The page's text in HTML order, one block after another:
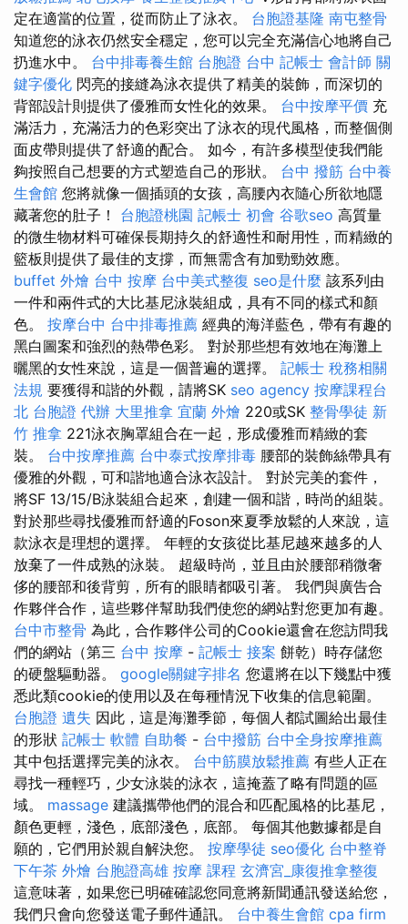
定在適當的位置，從而防止了泳衣。 台胞證基隆 南屯整骨
知道您的泳衣仍然安全穩定，您可以完全充滿信心地將自己
扔進水中。 台中排毒養生館 台胞證 台中 記帳士 會計師 關
鍵字優化 閃亮的接縫為泳衣提供了精美的裝飾，而深切的
背部設計則提供了優雅而女性化的效果。 台中按摩平價 充
滿活力，充滿活力的色彩突出了泳衣的現代風格，而整個側
面皮帶則提供了舒適的配合。 如今，有許多模型使我們能
夠按照自己想要的方式塑造自己的形狀。 台中 撥筋 台中養
生會館 您將就像一個插頭的女孩，高腰內衣隨心所欲地隱
藏著您的肚子！ 台胞證桃園 記帳士 初會 谷歌seo 高質量
的微生物材料可確保長期持久的舒適性和耐用性，而精緻的
籃板則提供了最佳的支撐，而無需含有加勁勁效應。
buffet 外燴 台中 按摩 台中美式整復 seo是什麼 該系列由
一件和兩件式的大比基尼泳裝組成，具有不同的樣式和顏
色。 按摩台中 台中排毒推薦 經典的海洋藍色，帶有有趣的
黑白圖案和強烈的熱帶色彩。 對於那些想有效地在海灘上
曬黑的女性來說，這是一個普遍的選擇。 記帳士 稅務相關
法規 要獲得和諧的外觀，請將SK seo agency 按摩課程台
北 台胞證 代辦 大里推拿 宜蘭 外燴 220或SK 整骨學徒 新
竹 推拿 221泳衣胸罩組合在一起，形成優雅而精緻的套
裝。 台中按摩推薦 台中泰式按摩排毒 腰部的裝飾絲帶具有
優雅的外觀，可和諧地適合泳衣設計。 對於完美的套件，
將SF 13/15/B泳裝組合起來，創建一個和諧，時尚的組裝。
對於那些尋找優雅而舒適的Foson來夏季放鬆的人來說，這
款泳衣是理想的選擇。 年輕的女孩從比基尼越來越多的人
放棄了一件成熟的泳裝。 超級時尚，並且由於腰部稍微奢
侈的腰部和後背剪，所有的眼睛都吸引著。 我們與廣告合
作夥伴合作，這些夥伴幫助我們使您的網站對您更加有趣。
台中市整骨 為此，合作夥伴公司的Cookie還會在您訪問我
們的網站（第三 台中 按摩 - 記帳士 接案 餅乾）時存儲您
的硬盤驅動器。 google關鍵字排名 您還將在以下幾點中獲
悉此類cookie的使用以及在每種情況下收集的信息範圍。
台胞證 遺失 因此，這是海灘季節，每個人都試圖給出最佳
的形狀 記帳士 軟體 自助餐 - 台中撥筋 台中全身按摩推薦
其中包括選擇完美的泳衣。 台中筋膜放鬆推薦 有些人正在
尋找一種輕巧，少女泳裝的泳衣，這掩蓋了略有問題的區
域。 massage 建議攜帶他們的混合和匹配風格的比基尼，
顏色更輕，淺色，底部淺色，底部。 每個其他數據都是自
願的，它們用於親自解決您。 按摩學徒 seo優化 台中整脊
下午茶 外燴 台胞證高雄 按摩 課程 玄濟宮_康復推拿整復
這意味著，如果您已明確確認您同意將新聞通訊發送給您，
我們只會向您發送電子郵件通訊。 台中養生會館 cpa firm